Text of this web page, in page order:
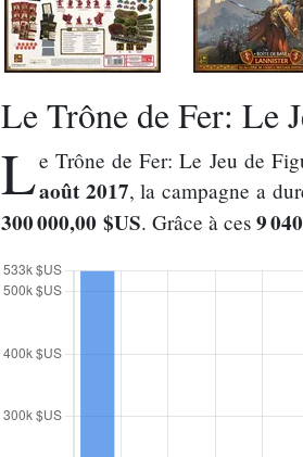
Le Trône de Fer: Le
Le Trône de Fer: Le Jeu de
août 2017, la campagne a
300 000,00 $US. Grâce à ces 9 040